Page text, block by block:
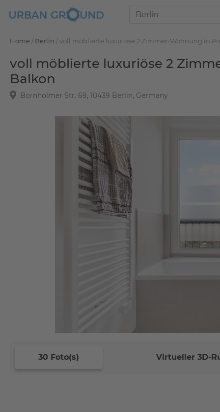
Home / Berlin /voll möblierte luxuriöse 2 Zimmer-Wohnung in
voll möblierte luxuriöse 2
Balkon
Bornholmer Str. 69, 10439 Berlin, Germany
30 Foto(s) Virtueller 3D-